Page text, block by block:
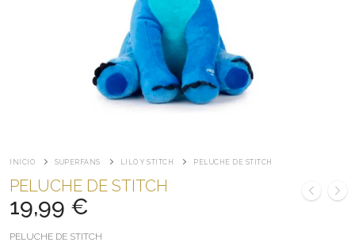
INICIO SUPERFANS LILO Y STITCH PELUCHE DE STITCH
PELUCHE DE STITCH
19,99 €
PELUCHE DE STITCH